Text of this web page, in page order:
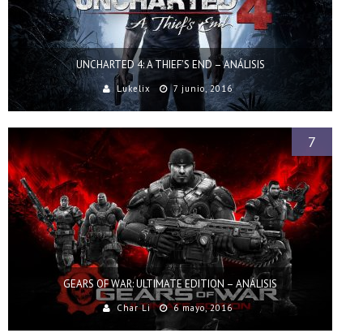
UNCHARTED 4: A THIEF’S END – ANÁLISIS
Lukelix 7 junio, 2016
GEARS OF WAR: ULTIMATE EDITION – ANÁLISIS
Char Li 6 mayo, 2016
7